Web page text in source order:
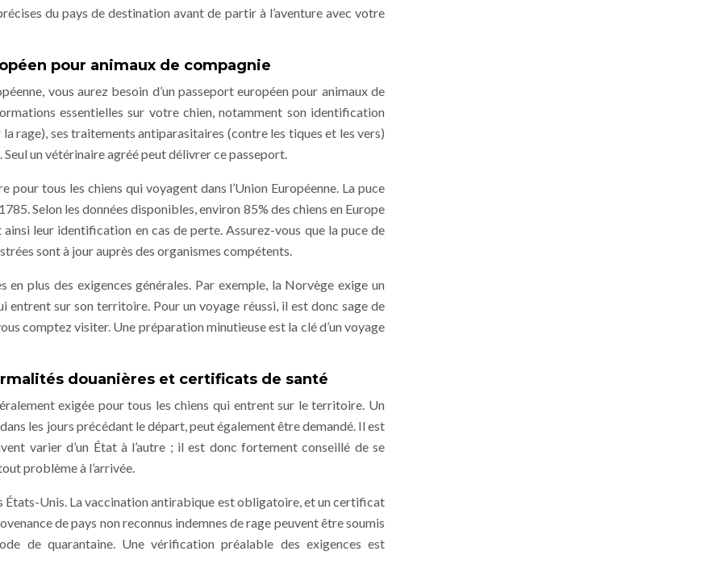
du pays de destination avant de partir à l’aventure avec votre
pour animaux de compagnie
vous aurez besoin d’un passeport européen pour animaux de
essentielles sur votre chien, notamment son identification
rage), ses traitements antiparasitaires (contre les tiques et les vers)
un vétérinaire agréé peut délivrer ce passeport.
tous les chiens qui voyagent dans l’Union Européenne. La puce
Selon les données disponibles, environ 85% des chiens en Europe
leur identification en cas de perte. Assurez-vous que la puce de
sont à jour auprès des organismes compétents.
plus des exigences générales. Par exemple, la Norvège exige un
sur son territoire. Pour un voyage réussi, il est donc sage de
comptez visiter. Une préparation minutieuse est la clé d’un voyage
douanières et certificats de santé
exigée pour tous les chiens qui entrent sur le territoire. Un
les jours précédant le départ, peut également être demandé. Il est
varier d’un État à l’autre ; il est donc fortement conseillé de se
problème à l’arrivée.
États-Unis. La vaccination antirabique est obligatoire, et un certificat
de pays non reconnus indemnes de rage peuvent être soumis
de quarantaine. Une vérification préalable des exigences est